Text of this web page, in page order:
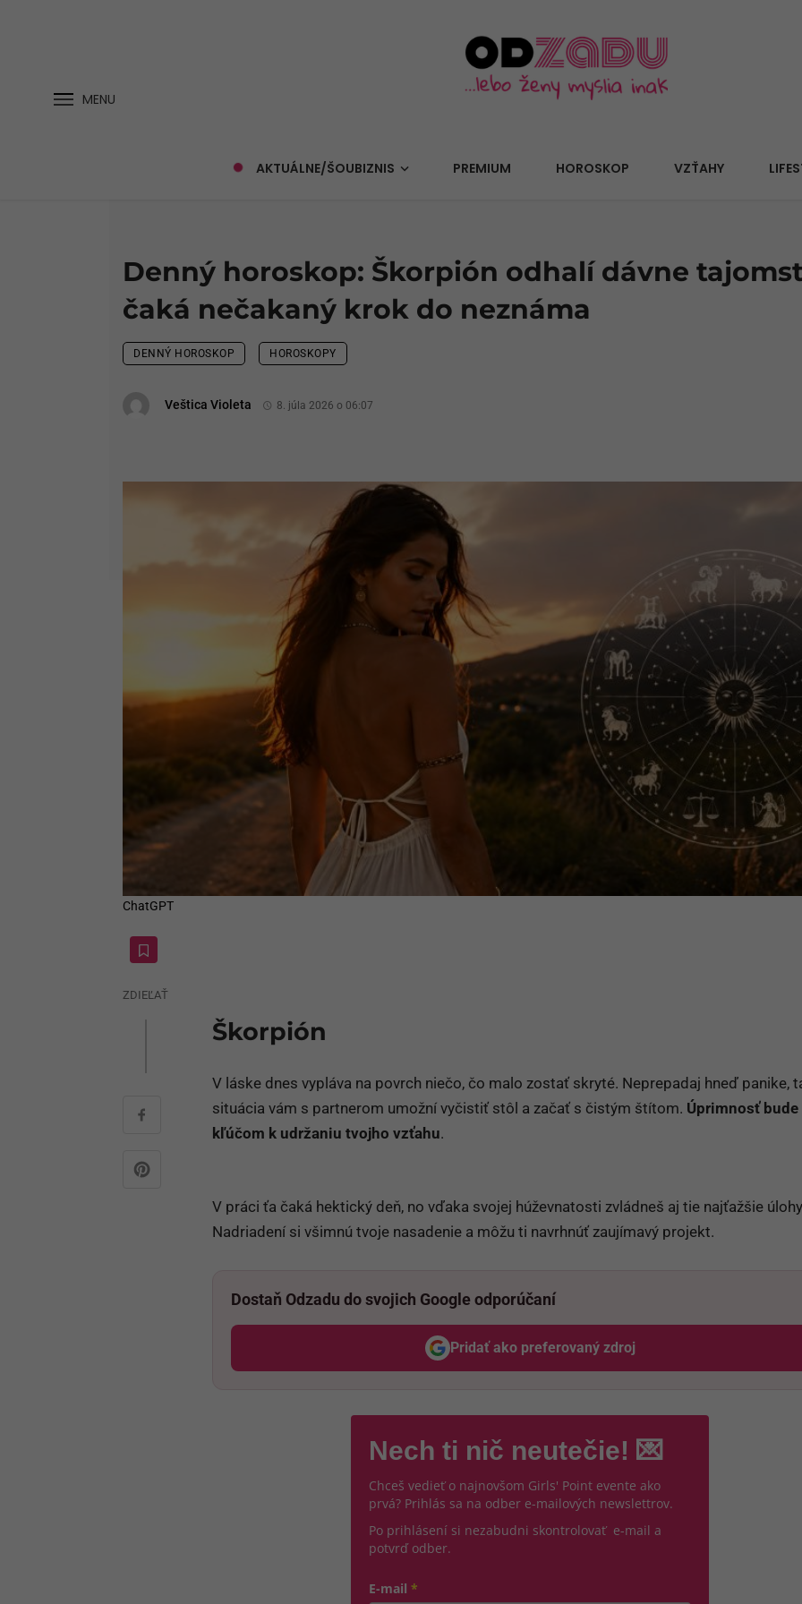
MENU
AKTUÁLNE/ŠOUBIZNIS PREMIUM HOROSKOP VZŤAHY
Denný horoskop: Škorpión odhalí dávne
čaká nečakaný krok do neznáma
DENNÝ HOROSKOP HOROSKOPY
Veštica Violeta 8. júla 2026 o 06:07
ChatGPT
ZDIEĽAŤ
Škorpión
V láske dnes vypláva na povrch niečo, čo malo zostať skryté. Neprepadaj hneď panike,
situácia vám s partnerom umožní vyčistiť stôl a začať s čistým štítom. Úprimnosť bude
kľúčom k udržaniu tvojho vzťahu.
V práci ťa čaká hektický deň, no vďaka svojej húževnatosti zvládneš aj tie najťažšie
Nadriadení si všimnú tvoje nasadenie a môžu ti navrhnúť zaujímavý projekt.
Dostaň Odzadu do svojich Google odporúčaní
Pridať ako preferovaný zdroj
Odzadu, odkaz sa otvorí v novom okne
Nech ti nič neutečie! 💌
Chceš vedieť o najnovšom Girls' Point evente ako
prvá? Prihlás sa na odber e-mailových newslettrov.
Po prihlásení si nezabudni skontrolovať e-mail a
potvrď odber.
E-mail *